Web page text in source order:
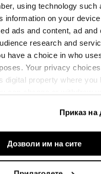
using technology such
information on your
ads and content, ad and
research and
have a choice in who
Your privacy
digital property where you
also like to:
about your
Приказ на
Дозволи им на сите
ЏАРЕД КУШНЕР
БАЛКАН
ќе вложи 265
во
Трамп се „изнаиграл“
2025, имал преку 21.000